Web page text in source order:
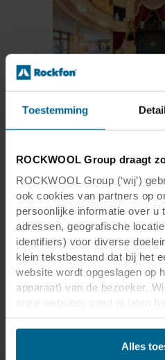
Toestemming
ROCKWOOL Group draagt
ROCKWOOL Group (‘wij’)
ook cookies van partners op
persoonlijke informatie over u
adressen, geografische
identifiers) voor diverse
klein tekstbestand dat bij het
website wordt opgeslagen op
apparaat) van de bezoeker.
(‘Noodzakelijke’), om uw
gebruikerservaring te
gedrag te analyseren en op
Alles
Wil je
die goed klinken?
De video duikt in hoe
gezondheid kan
integreren van goede
productiviteit, leren en
beïnvloeden.
Architecturale
en design
Ontdek meer over akoestiek